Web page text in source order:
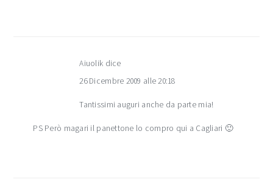
Aiuolik dice
26 Dicembre 2009 alle 20:18
Tantissimi auguri anche da parte mia!
PS Però magari il panettone lo compro qui a Cagliari 🙂